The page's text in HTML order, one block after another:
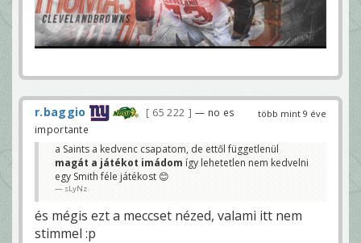
több mint 9 éve
r.baggio 65 222
— no es
importante
a Saints a kedvenc csapatom, de ettől függetlenül
magát a játékot imádom így lehetetlen nem kedvelni
egy Smith féle játékost 😊
sLyNz
és mégis ezt a meccset nézed, valami itt nem
stimmel :p